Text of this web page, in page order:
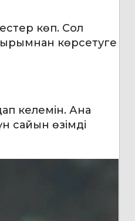
көп. Сол
көрсетуге
келемін. Ана
сайын өзімді